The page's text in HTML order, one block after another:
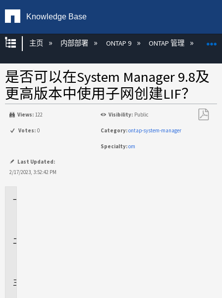
Knowledge Base
扩展/隐缩全局层次
主页 内部部署 ONTAP 9 ONTAP 管理
是否可以在System Manager 9.8及
更高版本中使用子网创建LIF？
Views: 122 Visibility: Public
Votes: 0 Category:ontap-system-manager
Specialty:om
Last Updated:
2/17/2023, 3:52:42 PM